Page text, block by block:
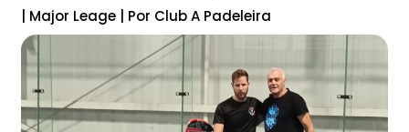
| Major Leage | Por Club A Padeleira